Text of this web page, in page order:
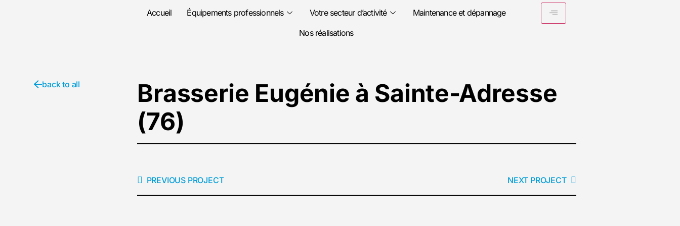
Accueil Équipements professionnels Votre secteur d’activité
Maintenance et dépannage
Nos réalisations
back to all
Brasserie Eugénie à Sainte-Adresse
(76)
PREVIOUS PROJECT NEXT PROJECT